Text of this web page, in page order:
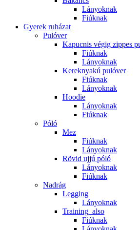
Lányoknak
Fiúknak
Gyerek ruházat
Pulóver
Kapucnis végig zippes
Fiúknak
Lányoknak
Kereknyakú pulóver
Fiúknak
Lányoknak
Hoodie
Lányoknak
Fiúknak
Póló
Mez
Fiúknak
Lányoknak
Rövid ujjú póló
Lányoknak
Fiúknak
Nadrág
Legging
Lányoknak
Training_also
Fiúknak